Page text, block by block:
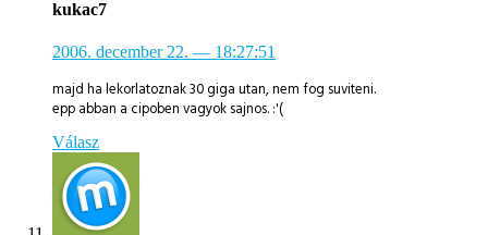
kukac7
2006. december 22. — 18:27:51
majd ha lekorlatoznak 30 giga utan, nem fog suviteni.
epp abban a cipoben vagyok sajnos. :'(
Válasz